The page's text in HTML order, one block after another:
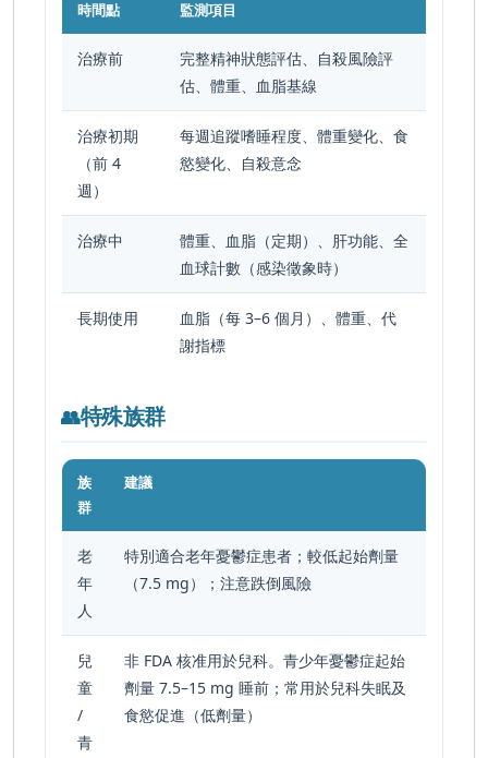
時間點 監測項目
治療前
完整精神狀態評估、自殺風險評
估、體重、血脂基線
治療初期
（前 4
週）
每週追蹤嗜睡程度、體重變化、食
慾變化、自殺意念
治療中
體重、血脂（定期）、肝功能、全
血球計數（感染徵象時）
長期使用
血脂（每 3–6 個月）、體重、代
謝指標
👥特殊族群
族
群
建議
老
年
人
特別適合老年憂鬱症患者；較低起始劑量
（7.5 mg）；注意跌倒風險
兒
童
/
青
非 FDA 核准用於兒科。青少年憂鬱症起始
劑量 7.5–15 mg 睡前；常用於兒科失眠及
食慾促進（低劑量）